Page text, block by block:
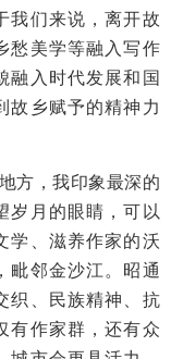
我们来说，离开故
愁美学等融入写作
融入时代发展和国
故乡赋予的精神力
方，我印象最深的
岁月的眼睛，可以
学、滋养作家的沃
毗邻金沙江。昭通
织、民族精神、抗
有作家群，还有众